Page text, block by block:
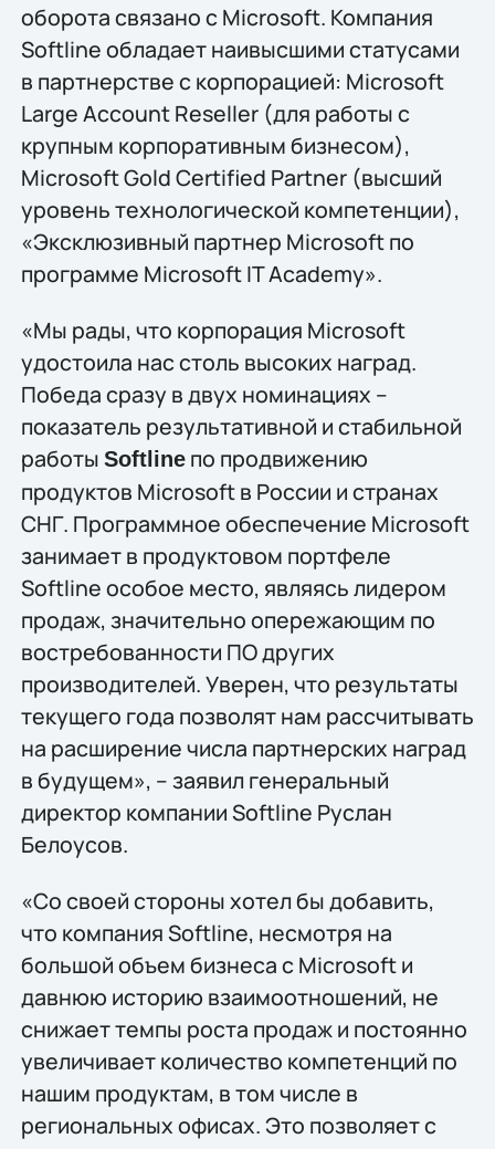
оборота связано с Microsoft. Компания
Softline обладает наивысшими статусами
в партнерстве с корпорацией: Microsoft
Large Account Reseller (для работы с
крупным корпоративным бизнесом),
Microsoft Gold Certified Partner (высший
уровень технологической компетенции),
«Эксклюзивный партнер Microsoft по
программе Microsoft IT Academy».
«Мы рады, что корпорация Microsoft
удостоила нас столь высоких наград.
Победа сразу в двух номинациях –
показатель результативной и стабильной
работы Softlineпо продвижению
продуктов Microsoft в России и странах
СНГ. Программное обеспечение Microsoft
занимает в продуктовом портфеле
Softline особое место, являясь лидером
продаж, значительно опережающим по
востребованности ПО других
производителей. Уверен, что результаты
текущего года позволят нам рассчитывать
на расширение числа партнерских наград
в будущем», – заявил генеральный
директор компании Softline Руслан
Белоусов.
«Со своей стороны хотел бы добавить,
что компания Softline, несмотря на
большой объем бизнеса с Microsoft и
давнюю историю взаимоотношений, не
снижает темпы роста продаж и постоянно
увеличивает количество компетенций по
нашим продуктам, в том числе в
региональных офисах. Это позволяет с